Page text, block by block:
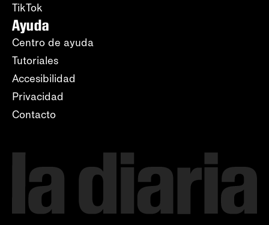
TikTok
Ayuda
Centro de ayuda
Tutoriales
Accesibilidad
Privacidad
Contacto